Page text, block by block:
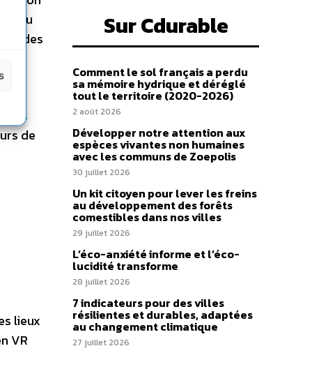
du
des
de
lieux
VR
Sur Cdurable
Comment le sol français a perdu
sa mémoire hydrique et déréglé
tout le territoire (2020-2026)
2 août 2026
Développer notre attention aux
espèces vivantes non humaines
avec les communs de Zoepolis
30 juillet 2026
Un kit citoyen pour lever les freins
au développement des forêts
comestibles dans nos villes
29 juillet 2026
L’éco-anxiété informe et l’éco-
lucidité transforme
28 juillet 2026
7 indicateurs pour des villes
résilientes et durables, adaptées
au changement climatique
27 juillet 2026